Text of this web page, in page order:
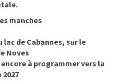
manches
lac de Cabannes, sur le
Noves
à programmer vers la